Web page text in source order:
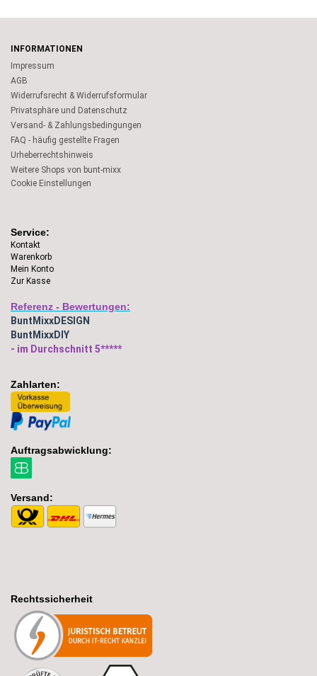
INFORMATIONEN
Impressum
AGB
Widerrufsrecht & Widerrufsformular
Privatsphäre und Datenschutz
Versand- & Zahlungsbedingungen
FAQ - häufig gestellte Fragen
Urheberrechtshinweis
Weitere Shops von bunt-mixx
Cookie Einstellungen
Service:
Kontakt
Warenkorb
Mein Konto
Zur Kasse
Referenz - Bewertungen:
BuntMixxDESIGN
BuntMixxDIY
- im Durchschnitt 5*****
Zahlarten:
Auftragsabwicklung:
Versand:
Rechtssicherheit